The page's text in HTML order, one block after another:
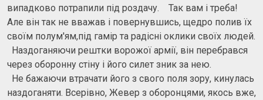
випадково потрапили під роздачу. Так вам і треба!
Але він так не вважав і повернувшись, щедро полив їх
своїм полум'ям,під гамір та радісні оклики своїх людей.
Наздоганяючи рештки ворожої армії, він перебрався
через оборонну стіну і його силет зник за нею.
Не бажаючи втрачати його з свого поля зору, кинулась
наздоганяти. Всерівно, Жевер з оборонцями, якось вже,